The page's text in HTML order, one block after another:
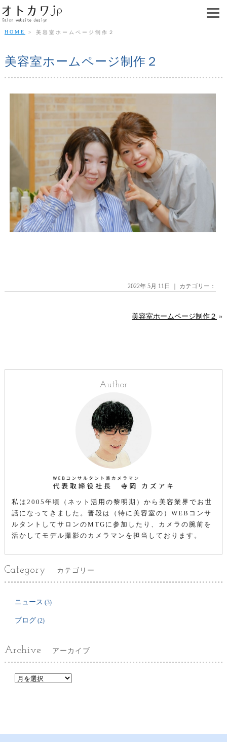
HOME 美容室ホームページ制作２
美容室ホームページ制作２
2022年 5月 11日 ｜ カテゴリー：
美容室ホームページ制作２ »
Author
私は2005年頃（ネット活用の黎明期）から美容業界でお世
話になってきました。普段は（特に美容室の）WEBコンサ
ルタントしてサロンのMTGに参加したり、カメラの腕前を
活かしてモデル撮影のカメラマンを担当しております。
Category カテゴリー
ニュース (3)
ブログ (2)
Archive アーカイブ